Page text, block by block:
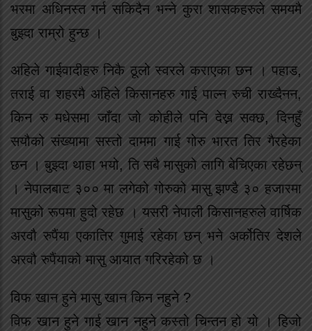
भरमा अधिनस्त गर्न सकिदैन भन्ने कुरा शासकहरुले समयमै
बुझ्दा राम्रो हुन्छ ।
अहिले गाईवादीहरु निकै ठूलो स्वरले कराएका छन । पहाड,
तराई वा शहरमै अहिले किसानहरु गाई पाल्न रुची राख्दैनन,
किन रु मधेसमा जाँदा जो कोहीले पनि देख्न सक्छ, दिनहुँ
सयौको संख्यामा सस्तो दाममा गाई गोरु भारत तिर गैरहेका
छन । बुझ्दा थाहा भयो, ति सबै मासुको लागि बेचिएका रहेछन्
। नेपालबाट ३०० मा लगेको गोरुको मासु झण्डै ३० हजारमा
मासुको रूपमा हुदो रहेछ । यसरी नेपाली किसानहरुले वार्षिक
अरवौ रुपैंया एकातिर गुमाई रहेका छन् भने अर्कोतिर देशले
अरवौ रुपैंयाको मासु आयात गरिरहेको छ ।
विफ खान हुने मासु खान किन नहुने ?
विफ खान हुने गाई खान नहुने कस्तो चिन्तन हो यो । हिजो